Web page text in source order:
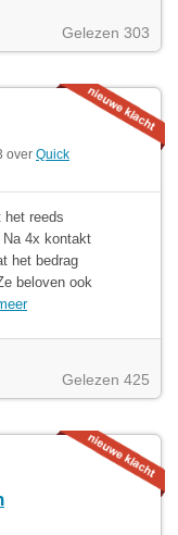
Gelezen 303
over Quick
het reeds
Na 4x kontakt
het bedrag
beloven ook
Gelezen 425